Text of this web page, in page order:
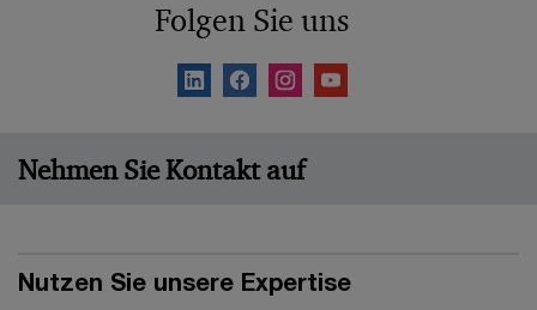
Folgen Sie uns
Nehmen Sie Kontakt auf
Nutzen Sie unsere Expertise